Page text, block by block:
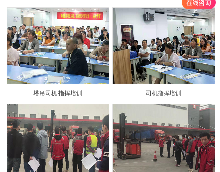
塔吊司机 指挥培训 司机指挥培训